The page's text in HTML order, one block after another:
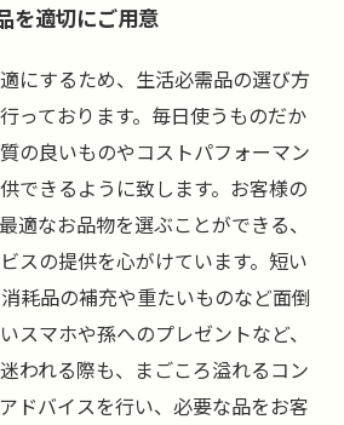
を適切にご用意
にするため、生活必需品の選び方
っております。毎日使うものだか
の良いものやコストパフォーマン
できるように致します。お客様の
適なお品物を選ぶことができる、
スの提供を心がけています。短い
耗品の補充や重たいものなど面倒
スマホや孫へのプレゼントなど、
われる際も、まごころ溢れるコン
ドバイスを行い、必要な品をお客